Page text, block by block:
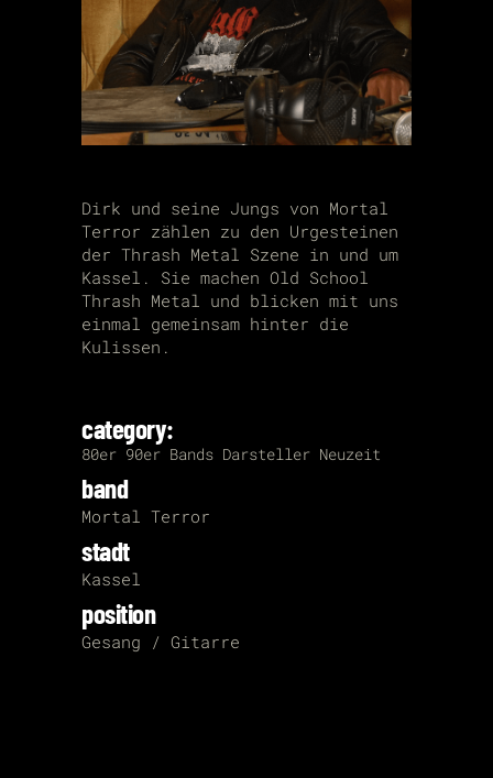
Dirk und seine Jungs von Mortal
Terror zählen zu den Urgesteinen
der Thrash Metal Szene in und um
Kassel. Sie machen Old School
Thrash Metal und blicken mit uns
einmal gemeinsam hinter die
Kulissen.
category:
80er 90er Bands Darsteller Neuzeit
band
Mortal Terror
stadt
Kassel
position
Gesang / Gitarre